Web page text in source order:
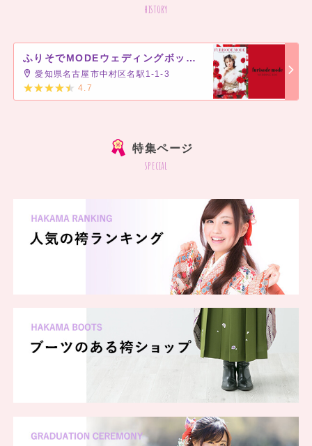
history
ふりそでMODEウェディングボックス タカシマヤゲートタワーモール店
愛知県名古屋市中村区名駅1-1-3
4.7
特集ページ
special